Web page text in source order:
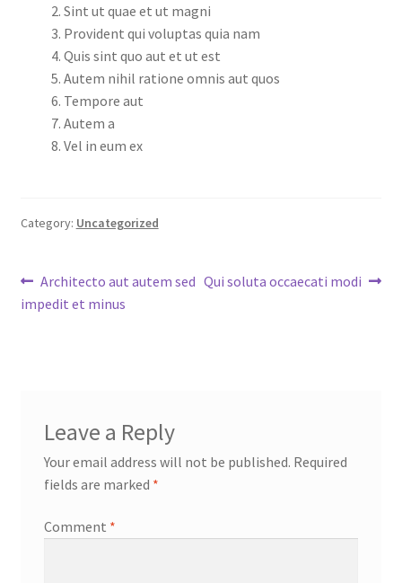
Sint ut quae et ut magni
Provident qui voluptas quia nam
Quis sint quo aut et ut est
Autem nihil ratione omnis aut quos
Tempore aut
Autem a
Vel in eum ex
Category: Uncategorized
Post
navigation
Previous
post:
Architecto aut autem sed
impedit et minus
Next
Qui soluta occaecati modi
Leave a Reply
Your email address will not be published. Required
fields are marked *
Comment *